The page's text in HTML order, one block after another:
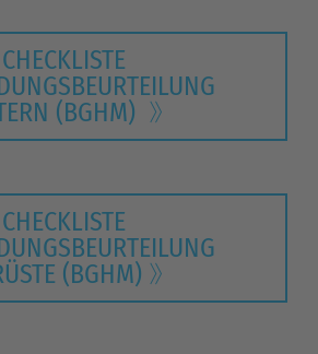
CHECKLISTE
(BGHM)
CHECKLISTE
(BGHM)